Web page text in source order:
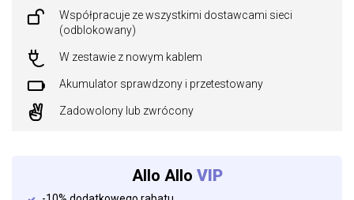
Współpracuje ze wszystkimi dostawcami sieci
(odblokowany)
W zestawie z nowym kablem
Akumulator sprawdzony i przetestowany
Zadowolony lub zwrócony
Allo Allo VIP